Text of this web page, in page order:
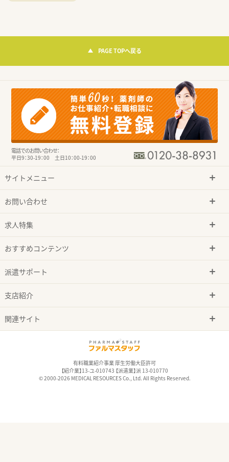
PAGE TOPへ戻る
電話でのお問い合わせ：
平日9：30-19：00 土日10：00-19：00
サイトメニュー
お問い合わせ
求人特集
おすすめコンテンツ
派遣サポート
支店紹介
関連サイト
有料職業紹介事業 厚生労働大臣許可
【紹介業】13-ユ-010743 【派遣業】派 13-010770
© 2000-2026 MEDICAL RESOURCES Co., Ltd. All Rights Reserved.